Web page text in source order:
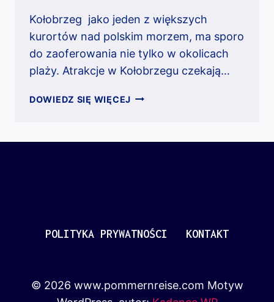
Kołobrzeg jako jeden z większych
kurortów nad polskim morzem, ma sporo
do zaoferowania nie tylko w okolicach
plaży. Atrakcje w Kołobrzegu czekają…
DOWIEDZ SIĘ WIĘCEJ KOŁOBRZEG
W
POLITYKA PRYWATNOŚCI KONTAKT
© 2026 www.pommernreise.com Motyw